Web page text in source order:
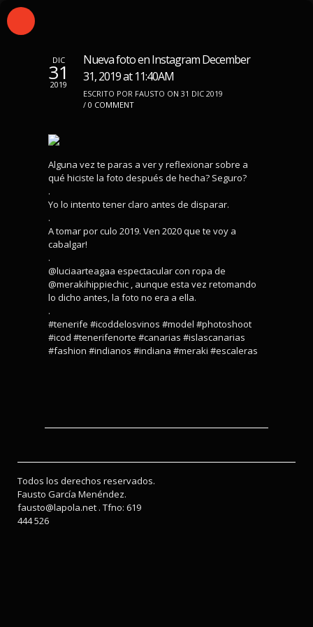
DIC
31
2019
Nueva foto en Instagram December
31, 2019 at 11:40AM
ESCRITO POR FAUSTO ON 31 DIC 2019
/ 0 COMMENT
Alguna vez te paras a ver y reflexionar sobre a
qué hiciste la foto después de hecha? Seguro?
.
Yo lo intento tener claro antes de disparar.
.
A tomar por culo 2019. Ven 2020 que te voy a
cabalgar!
.
@luciaarteagaa espectacular con ropa de
@merakihippiechic , aunque esta vez retomando
lo dicho antes, la foto no era a ella.
.
#tenerife #icoddelosvinos #model #photoshoot
#icod #tenerifenorte #canarias #islascanarias
#fashion #indianos #indiana #meraki #escaleras
Todos los derechos reservados.
Fausto García Menéndez.
fausto@lapola.net . Tfno: 619
444 526